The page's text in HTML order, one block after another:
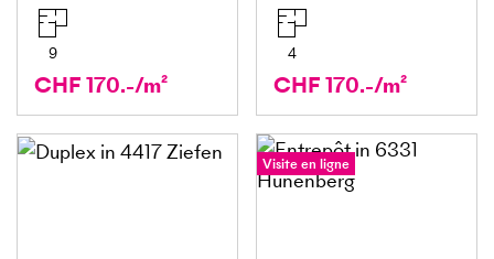
9
CHF 170.-/m²
4
CHF 170.-/m²
Visite en ligne